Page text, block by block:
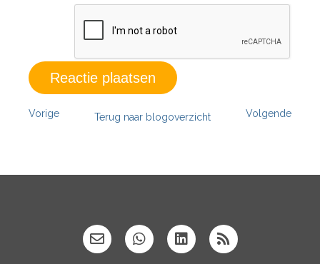
Vorige Terug naar blogoverzicht Volgende